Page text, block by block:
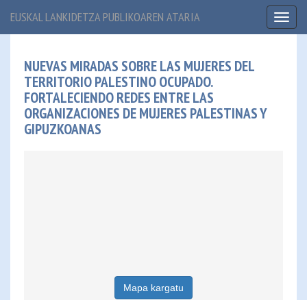
EUSKAL LANKIDETZA PUBLIKOAREN ATARIA
NUEVAS MIRADAS SOBRE LAS MUJERES DEL
TERRITORIO PALESTINO OCUPADO.
FORTALECIENDO REDES ENTRE LAS
ORGANIZACIONES DE MUJERES PALESTINAS Y
GIPUZKOANAS
Mapa kargatu